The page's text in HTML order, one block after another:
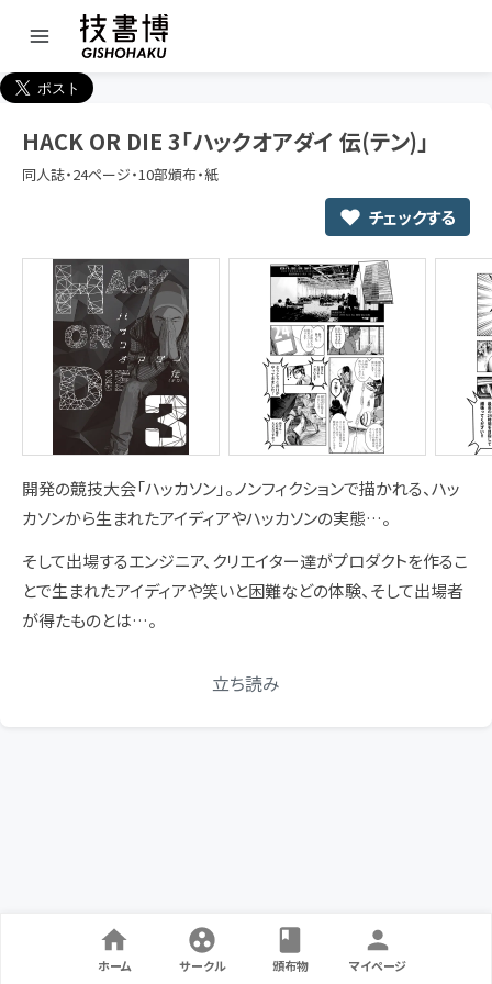
HACK OR DIE 3「ハックオアダイ 伝(テン)」
同人誌・24ページ・10部頒布・紙
チェックする
開発の競技大会「ハッカソン」。ノンフィクションで描かれる、ハッ
カソンから生まれたアイディアやハッカソンの実態…。
そして出場するエンジニア、クリエイター達がプロダクトを作るこ
とで生まれたアイディアや笑いと困難などの体験、そして出場者
が得たものとは…。
立ち読み
ホーム サークル 頒布物 マイページ